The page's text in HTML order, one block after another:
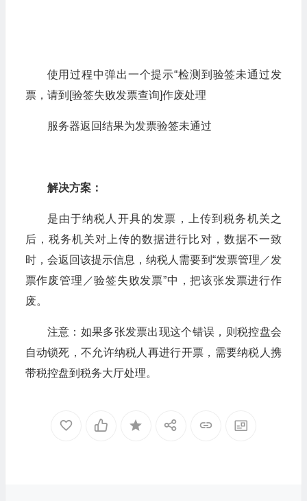
使用过程中弹出一个提示“检测到验签未通过发
票，请到[验签失败发票查询]作废处理
服务器返回结果为发票验签未通过
解决方案：
是由于纳税人开具的发票，上传到税务机关之
后，税务机关对上传的数据进行比对，数据不一致
时，会返回该提示信息，纳税人需要到“发票管理／发
票作废管理／验签失败发票”中，把该张发票进行作
废。
注意：如果多张发票出现这个错误，则税控盘会
自动锁死，不允许纳税人再进行开票，需要纳税人携
带税控盘到税务大厅处理。